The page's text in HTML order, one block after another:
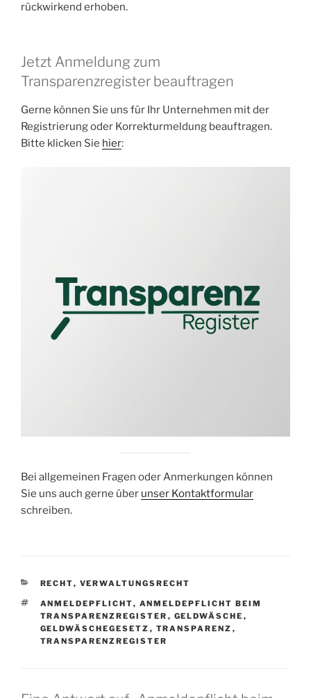
rückwirkend erhoben.
Jetzt Anmeldung zum
Transparenzregister beauftragen
Gerne können Sie uns für Ihr Unternehmen mit der
Registrierung oder Korrekturmeldung beauftragen.
Bitte klicken Sie hier:
Bei allgemeinen Fragen oder Anmerkungen können
Sie uns auch gerne über unser Kontaktformular
schreiben.
KATEGORIEN
RECHT, VERWALTUNGSRECHT
SCHLAGWÖRTER
ANMELDEPFLICHT, ANMELDEPFLICHT BEIM
TRANSPARENZREGISTER , GELDWÄSCHE ,
GELDWÄSCHEGESETZ , TRANSPARENZ ,
TRANSPARENZREGISTER